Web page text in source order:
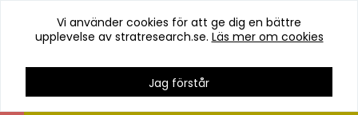
Vi använder cookies för att ge dig en bättre
upplevelse av stratresearch.se. Läs mer om cookies
Jag förstår